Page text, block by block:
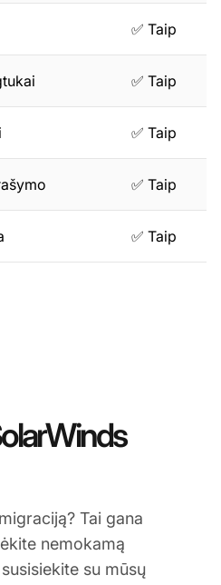
✅ Taip
✅ Taip
✅ Taip
✅ Taip
✅ Taip
Tai gana
nemokamą
su mūsų